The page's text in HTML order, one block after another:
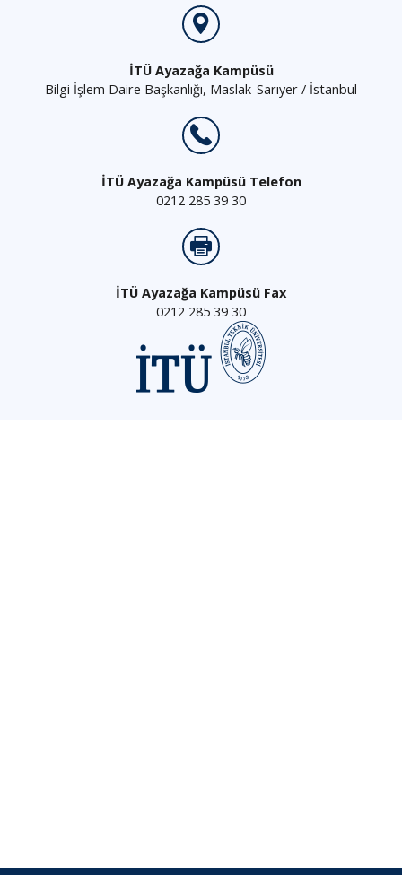
İTÜ Ayazağa Kampüsü
Bilgi İşlem Daire Başkanlığı, Maslak-Sarıyer / İstanbul
İTÜ Ayazağa Kampüsü Telefon
0212 285 39 30
İTÜ Ayazağa Kampüsü Fax
0212 285 39 30